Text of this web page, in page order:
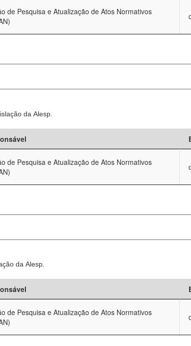
de Pesquisa e Atualização de Atos Normativos
da Alesp.
de Pesquisa e Atualização de Atos Normativos
da Alesp.
de Pesquisa e Atualização de Atos Normativos